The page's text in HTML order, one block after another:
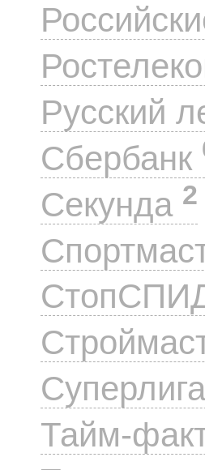
Русский
Сбербанк
Секунда 2
Тайм-